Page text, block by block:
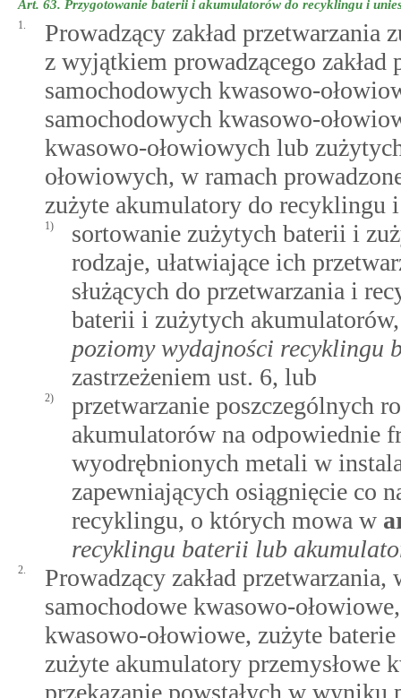
Art. 63. Przygotowanie baterii i akumulatorów do recyklingu i
1.
Prowadzący zakład
z wyjątkiem prowadzącego
samochodowych kwasowo-
samochodowych kwasowo-
kwasowo-ołowiowych lub
ołowiowych, w ramach
zużyte akumulatory do recyklingu
1)
sortowanie zużytych baterii i
rodzaje, ułatwiające ich
służących do przetwarzania i
baterii i zużytych
poziomy wydajności recyklingu
zastrzeżeniem ust. 6, lub
2)
przetwarzanie poszczególnych
akumulatorów na odpowiednie
wyodrębnionych metali w
zapewniających osiągnięcie co
recyklingu, o których mowa w
recyklingu baterii lub
2.
Prowadzący zakład
samochodowe kwasowo-
kwasowo-ołowiowe, zużyte
zużyte akumulatory przemysłowe
przekazanie powstałych w